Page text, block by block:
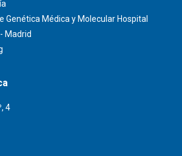
Genética Médica y Molecular Hospital
Madrid
4